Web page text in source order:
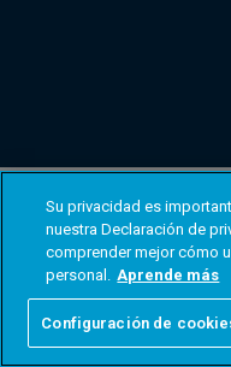
Su privacidad es
nuestra Declaración de
comprender mejor cómo
personal. Aprende más
Configuración de